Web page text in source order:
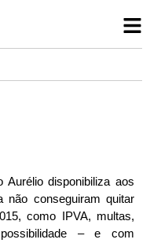
disponibiliza aos
não conseguiram quitar
como IPVA, multas,
– e com